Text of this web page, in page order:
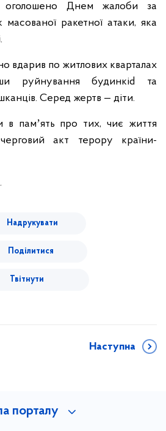
Днем жалоби за
масованої ракетної атаки, яка
вдарив по житлових кварталах
руйнування будинкіd та
Серед жертв — діти.
в памʼять про тих, чиє життя
акт терору країни-
Надрукувати
Поділитися
Твітнути
Наступна
порталу